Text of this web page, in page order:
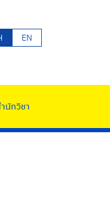
EN
นักวิชา